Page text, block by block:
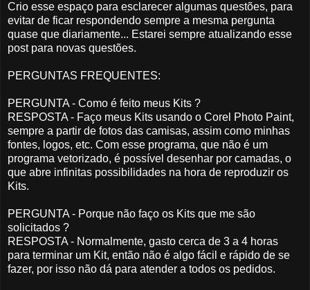
Crio esse espaço para esclarecer algumas questões, para
evitar de ficar respondendo sempre a mesma pergunta
quase que diariamente... Estarei sempre atualizando esse
post para novas questões.
PERGUNTAS FREQUENTES:
PERGUNTA - Como é feito meus Kits ?
RESPOSTA - Faço meus Kits usando o Corel Photo Paint,
sempre a partir de fotos das camisas, assim como minhas
fontes, logos, etc. Com esse programa, que não é um
programa vetorizado, é possível desenhar por camadas, o
que abre infinitas possibilidades na hora de reproduzir os
Kits.
PERGUNTA - Porque não faço os Kits que me são
solicitados ?
RESPOSTA - Normalmente, gasto cerca de 3 a 4 horas
para terminar um Kit, então não é algo fácil e rápido de se
fazer, por isso não dá para atender a todos os pedidos.